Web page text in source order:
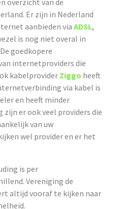
overzicht van de
Er zijn in Nederland
aanbieden viaADSL,
is nog niet overal in
goedkopere
internetproviders die
kabelprovider Ziggo heeft
via kabel is
en heeft minder
er ook veel providers die
van uw
wel provider en er het
is per
Vereniging de
altijd vooraf te kijken naar